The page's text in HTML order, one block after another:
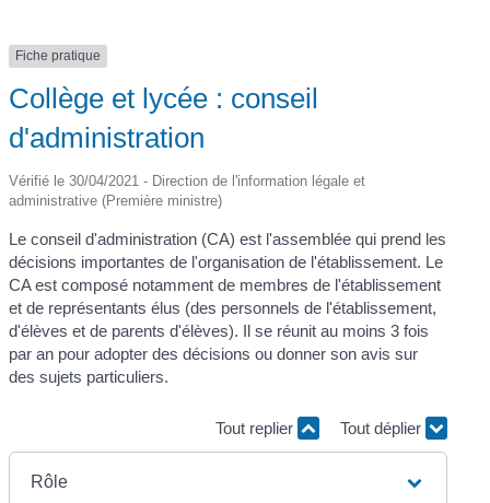
Fiche pratique
Collège et lycée : conseil
d'administration
Vérifié le 30/04/2021 - Direction de l'information légale et
administrative (Première ministre)
Le conseil d'administration (CA) est l'assemblée qui prend les
décisions importantes de l'organisation de l'établissement. Le
CA est composé notamment de membres de l'établissement
et de représentants élus (des personnels de l'établissement,
d'élèves et de parents d'élèves). Il se réunit au moins 3 fois
par an pour adopter des décisions ou donner son avis sur
des sujets particuliers.
Tout replier Tout déplier
Rôle